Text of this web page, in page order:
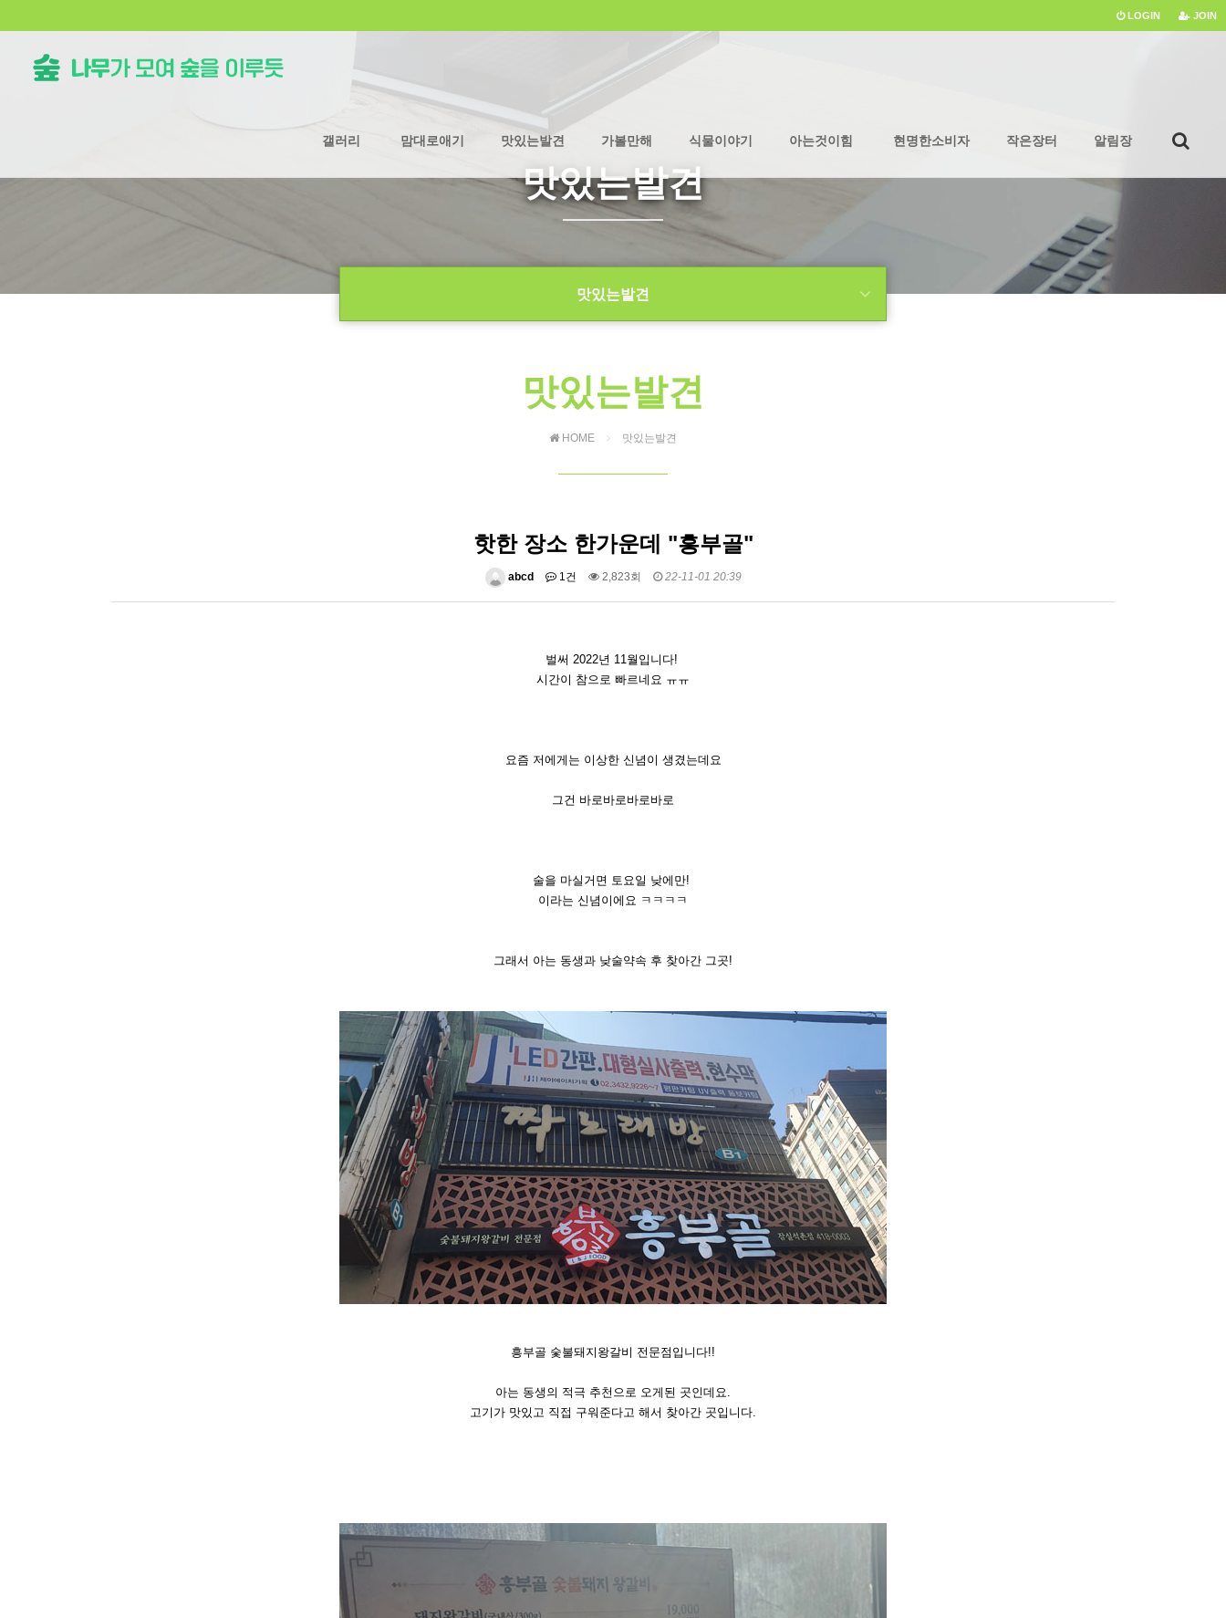
JOIN
LOGIN
갤러리 맘대로애기 맛있는발견 가볼만해 식물이야기 아는것이힘 현명한소비자 작은장터 알림장
맛있는발견
맛있는발견
맛있는발견
HOME 맛있는발견
핫한 장소 한가운데 "흥부골"
abcd 1건 2,823회 22-11-01 20:39
벌써 2022년 11월입니다!
시간이 참으로 빠르네요 ㅠㅠ
요즘 저에게는 이상한 신념이 생겼는데요
그건 바로바로바로바로
술을 마실거면 토요일 낮에만!
이라는 신념이에요 ㅋㅋㅋㅋ
그래서 아는 동생과 낮술약속 후 찾아간 그곳!
흥부골 숯불돼지왕갈비 전문점입니다!!
아는 동생의 적극 추천으로 오게된 곳인데요.
고기가 맛있고 직접 구워준다고 해서 찾아간 곳입니다.